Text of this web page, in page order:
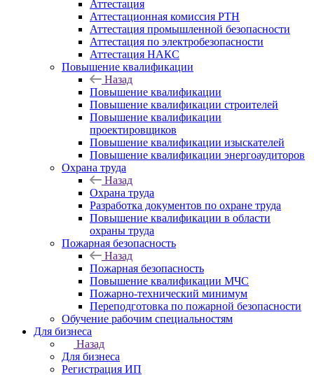
Аттестация
Аттестационная комиссия РТН
Аттестация промышленной безопасности
Аттестация по электробезопасности
Аттестация НАКС
Повышение квалификации
Назад
Повышение квалификации
Повышение квалификации строителей
Повышение квалификации
проектировщиков
Повышение квалификации изыскателей
Повышение квалификации энергоаудиторов
Охрана труда
Назад
Охрана труда
Разработка документов по охране труда
Повышение квалификации в области
охраны труда
Пожарная безопасность
Назад
Пожарная безопасность
Повышение квалификации МЧС
Пожарно-технический минимум
Переподготовка по пожарной безопасности
Обучение рабочим специальностям
Для бизнеса
Назад
Для бизнеса
Регистрация ИП